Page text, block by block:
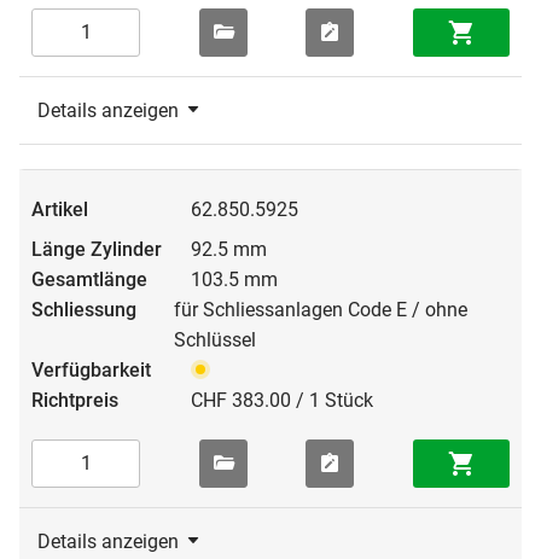
Details anzeigen
62.850.5925
92.5 mm
103.5 mm
für Schliessanlagen Code E / ohne
Schlüssel
CHF 383.00 / 1 Stück
Details anzeigen